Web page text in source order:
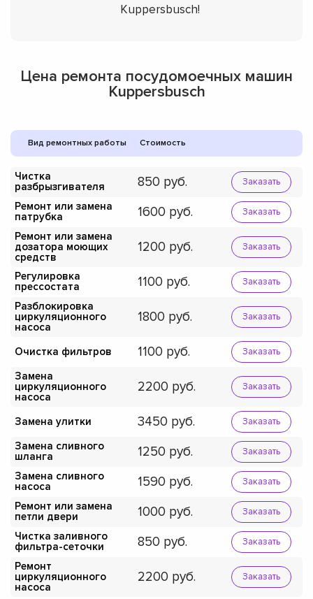
Kuppersbusch!
Цена ремонта посудомоечных машин
Kuppersbusch
Вид ремонтных работы Стоимость
Чистка
разбрызгивателя
850 Заказать
Ремонт или замена
патрубка
1600 Заказать
Ремонт или замена
дозатора моющих
средств
1200 Заказать
Регулировка
прессостата
1100 Заказать
Разблокировка
циркуляционного
насоса
1800 Заказать
Очистка фильтров 1100 Заказать
Замена
циркуляционного
насоса
2200 Заказать
Замена улитки 3450 Заказать
Замена сливного
шланга
1250 Заказать
Замена сливного
насоса
1590 Заказать
Ремонт или замена
петли двери
1000 Заказать
Чистка заливного
фильтра-сеточки
850 Заказать
Ремонт
циркуляционного
насоса
2200 Заказать